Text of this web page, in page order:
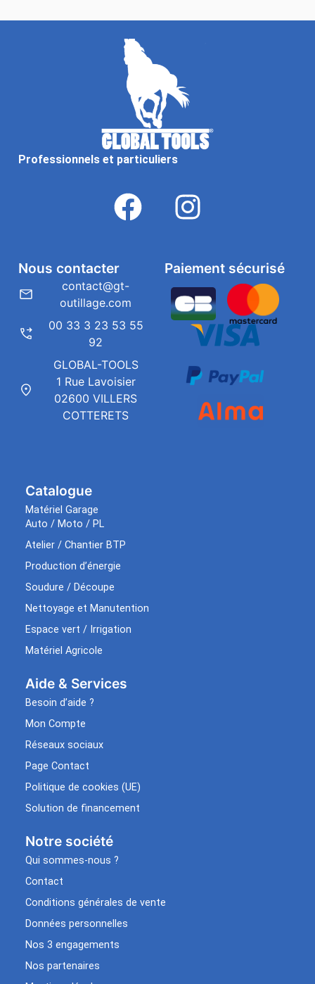
Professionnels et particuliers
Catalogue
Matériel Garage
Auto / Moto / PL
Atelier / Chantier BTP
Production d’énergie
Soudure / Découpe
Nettoyage et Manutention
Espace vert / Irrigation
Matériel Agricole
Aide & Services​
Besoin d’aide ?
Mon Compte
Réseaux sociaux
Page Contact
Politique de cookies (UE)
Solution de financement
Notre société
Qui sommes-nous ?
Contact
Conditions générales de vente
Données personnelles
Nos 3 engagements
Nos partenaires
Paiement sécurisé
Nous contacter
contact@gt-
outillage.com
00 33 3 23 53 55
92
GLOBAL-TOOLS
1 Rue Lavoisier
02600 VILLERS
COTTERETS